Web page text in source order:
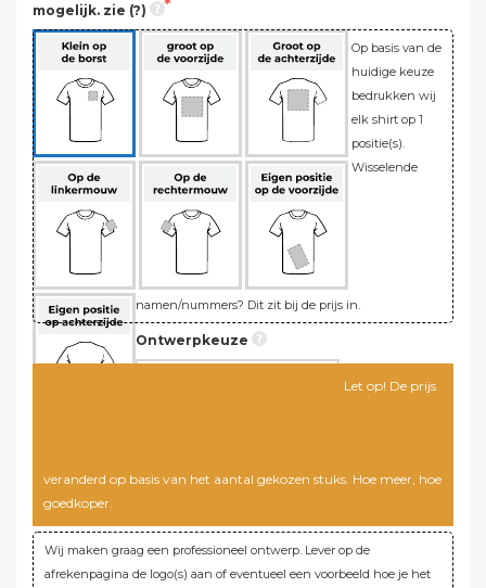
mogelijk. zie (?)
Op basis van de
huidige keuze
bedrukken wij
elk shirt op 1
positie(s).
Wisselende
namen/nummers? Dit zit bij de prijs in.
Ontwerpkeuze
Let op! De prijs
veranderd op basis van het aantal gekozen stuks. Hoe meer, hoe
goedkoper.
Wij maken graag een professioneel ontwerp. Lever op de
afrekenpagina de logo(s) aan of eventueel een voorbeeld hoe je het